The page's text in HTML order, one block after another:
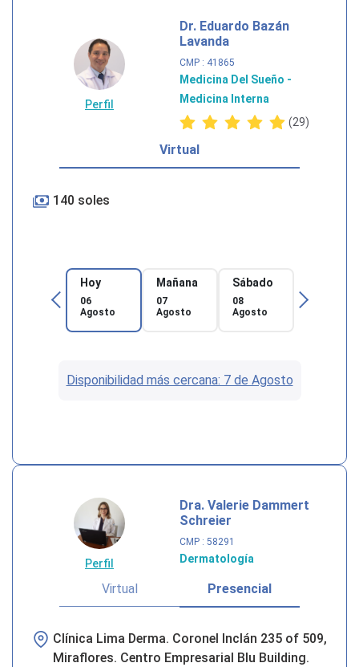
Perfil
Dr. Eduardo Bazán
Lavanda
CMP : 41865
Medicina Del Sueño -
Medicina Interna
(29)
Virtual
140 soles
Hoy
06
Agosto
Mañana
07
Agosto
Sábado
08
Agosto
Disponibilidad más cercana: 7 de Agosto
Perfil
Dra. Valerie Dammert
Schreier
CMP : 58291
Dermatología
Virtual Presencial
Clínica Lima Derma. Coronel Inclán 235 of 509,
Miraflores. Centro Empresarial Blu Building.